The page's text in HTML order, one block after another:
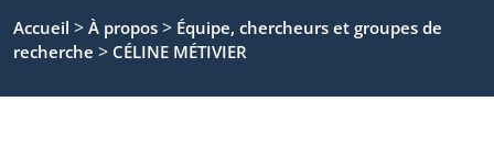
Accueil > À propos > Équipe, chercheurs et groupes de
recherche > CÉLINE MÉTIVIER